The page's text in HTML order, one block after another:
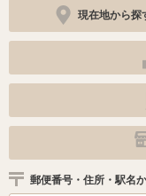
現在地から探
郵便番号・住所・駅名